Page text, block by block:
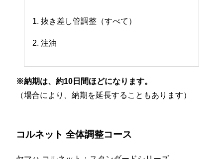
1. 抜き差し管調整（すべて）
2. 注油
※納期は、約10日間ほどになります。
（場合により、納期を延長することもあります）
コルネット 全体調整コース